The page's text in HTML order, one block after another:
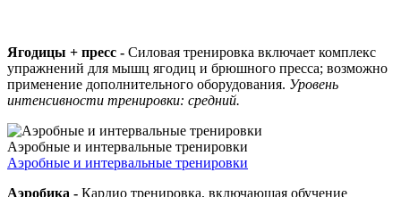
Ягодицы + пресс - Силовая тренировка включает комплекс
упражнений для мышц ягодиц и брюшного пресса; возможно
применение дополнительного оборудования. Уровень
интенсивности тренировки: средний.
Аэробные и интервальные тренировки
Аэробные и интервальные тренировки
Аэробика - Кардио тренировка, включающая обучение